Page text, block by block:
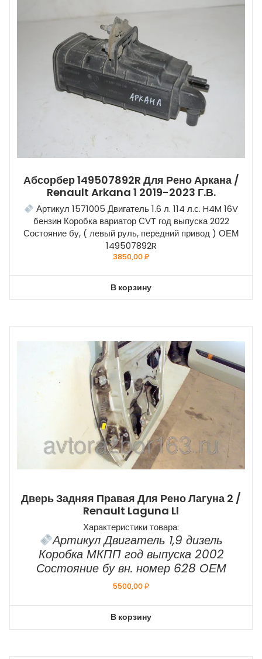
Абсорбер 149507892R Для Рено Аркана /
Renault Arkana 1 2019-2023 Г.в.
Артикул 1571005 Двигатель 1.6 л. 114 л.с. H4M 16V
бензин Коробка вариатор СVT год выпуска 2022
Состояние бу, ( левый руль, передний привод ) ОЕМ
149507892R
3850,00₽
В корзину
Дверь Задняя Правая Для Рено Лагуна 2 /
Renault Laguna Ll
Характеристики товара:
Артикул Двигатель 1,9 дизель
Коробка МКПП год выпуска 2002
Состояние бу вн. номер 628 ОЕМ
5500,00₽
В корзину